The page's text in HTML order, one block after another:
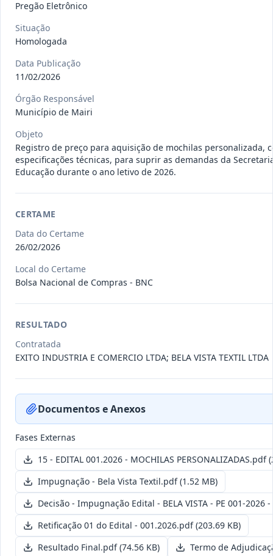
Pregão
gêneros alimentícios, de
Situação: Publicada
013/2026
Pregão
Registro de preço para aquisição de
insumos farmacêuticos e
Situação: Publicada 15/07/2026 Ver detalhes
Credenciamento
Situação:
Credenciamento
Situação: Publicada Data:19/06/2026 Ver detalhes
007/2026
Concorrência
em pa...
Situação: Publicada Data:27/05/2026 Ver detalhes
Itens por página: 10 Exibindo1 –10de251 registros
Anterior
1 2 … 26 Próximo
Pregão Eletrônico
Situação
Homologada
Data Publicação
11/02/2026
Órgão Responsável
Município de Mairi
Objeto
Registro de preço para aquisição de mochilas personalizada,
especificações técnicas, para suprir as demandas da
Educação durante o ano letivo de 2026.
CERTAME
Data do Certame
26/02/2026
Local do Certame
Bolsa Nacional de Compras - BNC
RESULTADO
Contratada
EXITO INDUSTRIA E COMERCIO LTDA; BELA VISTA TEXTIL LTDA
Documentos e Anexos
Fases Externas
15 - EDITAL 001.2026 - MOCHILAS PERSONALIZADAS.pdf
Impugnação - Bela Vista Textil.pdf(1.52 MB)
Decisão - Impugnação Edital - BELA VISTA - PE 001-2026
Retificação 01 do Edital - 001.2026.pdf(203.69 KB)
Resultado Final.pdf(74.56 KB)
Termo de